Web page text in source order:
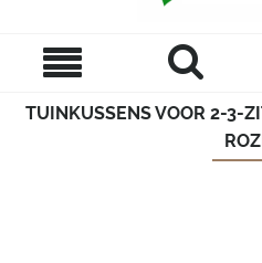
TUINKUSSENS VOOR 2-3-